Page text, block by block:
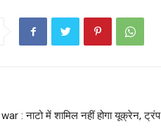
: नाटो में शामिल नहीं होगा यूक्रेन, ट्रंप